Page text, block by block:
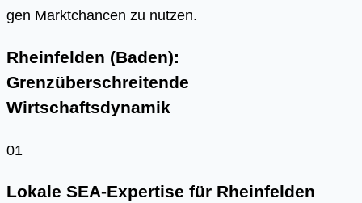
gen Markt­chan­cen zu nut­zen.
Rheinfelden (Baden):
Grenzüberschreitende
Wirtschaftsdynamik
01
Lokale SEA-Expertise für Rheinfelden